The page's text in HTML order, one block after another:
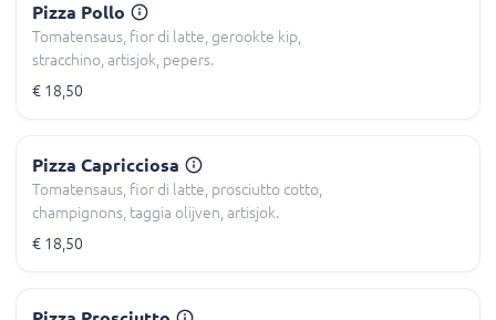
Pizza Pollo
Tomatensaus, fior di latte, gerookte kip,
stracchino, artisjok, pepers.
€ 18,50
Pizza Capricciosa
Tomatensaus, fior di latte, prosciutto cotto,
champignons, taggia olijven, artisjok.
€ 18,50